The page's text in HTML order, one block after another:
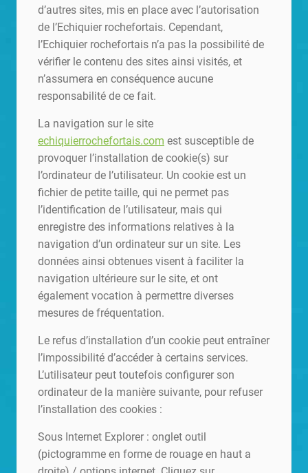
d’autres sites, mis en place avec l’autorisation
de l’Echiquier rochefortais. Cependant,
l’Echiquier rochefortais n’a pas la possibilité de
vérifier le contenu des sites ainsi visités, et
n’assumera en conséquence aucune
responsabilité de ce fait.
La navigation sur le site
echiquierrochefortais.com est susceptible de
provoquer l’installation de cookie(s) sur
l’ordinateur de l’utilisateur. Un cookie est un
fichier de petite taille, qui ne permet pas
l’identification de l’utilisateur, mais qui
enregistre des informations relatives à la
navigation d’un ordinateur sur un site. Les
données ainsi obtenues visent à faciliter la
navigation ultérieure sur le site, et ont
également vocation à permettre diverses
mesures de fréquentation.
Le refus d’installation d’un cookie peut entraîner
l’impossibilité d’accéder à certains services.
L’utilisateur peut toutefois configurer son
ordinateur de la manière suivante, pour refuser
l’installation des cookies :
Sous Internet Explorer : onglet outil
(pictogramme en forme de rouage en haut a